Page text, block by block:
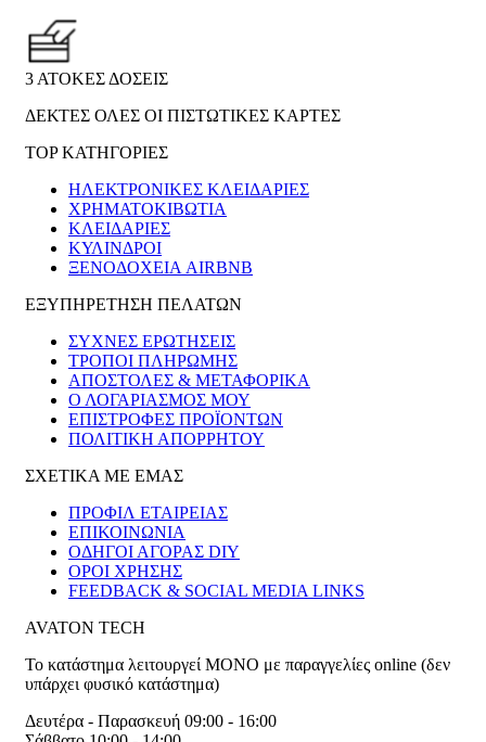
3 ΑΤΟΚΕΣ ΔΟΣΕΙΣ
ΔΕΚΤΕΣ ΟΛΕΣ ΟΙ ΠΙΣΤΩΤΙΚΕΣ ΚΑΡΤΕΣ
TOP ΚΑΤΗΓΟΡΙΕΣ
ΗΛΕΚΤΡΟΝΙΚΈΣ ΚΛΕΙΔΑΡΙΈΣ
ΧΡΗΜΑΤΟΚΙΒΏΤΙΑ
ΚΛΕΙΔΑΡΙΈΣ
ΚΎΛΙΝΔΡΟΙ
ΞΕΝΟΔΟΧΕΊΑ AIRBNB
ΕΞΥΠΗΡΕΤΗΣΗ ΠΕΛΑΤΩΝ
ΣΥΧΝΕΣ ΕΡΩΤΗΣΕΙΣ
ΤΡΟΠΟΙ ΠΛΗΡΩΜΗΣ
ΑΠΟΣΤΟΛΕΣ & ΜΕΤΑΦΟΡΙΚΑ
Ο ΛΟΓΑΡΙΑΣΜΟΣ ΜΟΥ
ΕΠΙΣΤΡΟΦΕΣ ΠΡΟΪΟΝΤΩΝ
ΠΟΛΙΤΙΚΗ ΑΠΟΡΡΗΤΟΥ
ΣΧΕΤΙΚΑ ΜΕ ΕΜΑΣ
ΠΡΟΦΙΛ ΕΤΑΙΡΕΙΑΣ
ΕΠΙΚΟΙΝΩΝΙΑ
ΟΔΗΓΟΙ ΑΓΟΡΑΣ DIY
ΟΡΟΙ ΧΡΗΣΗΣ
FEEDBACK & SOCIAL MEDIA LINKS
AVATON TECH
Το κατάστημα λειτουργεί ΜΟΝΟ με παραγγελίες online (δεν
υπάρχει φυσικό κατάστημα)
Δευτέρα - Παρασκευή 09:00 - 16:00